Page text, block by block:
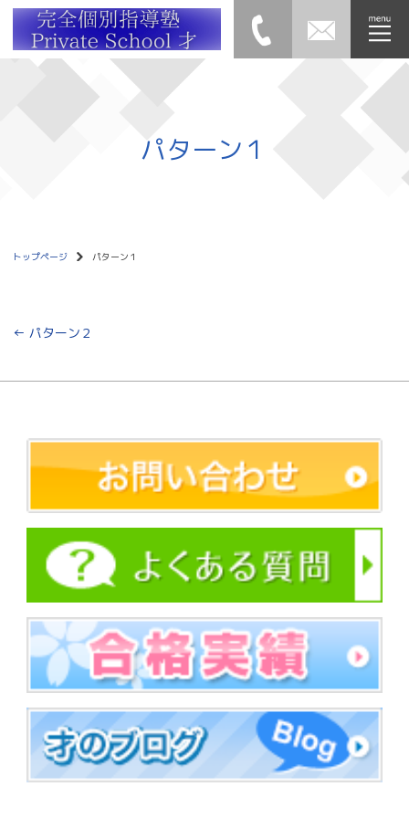
パターン１
トップページ パターン１
← パターン２